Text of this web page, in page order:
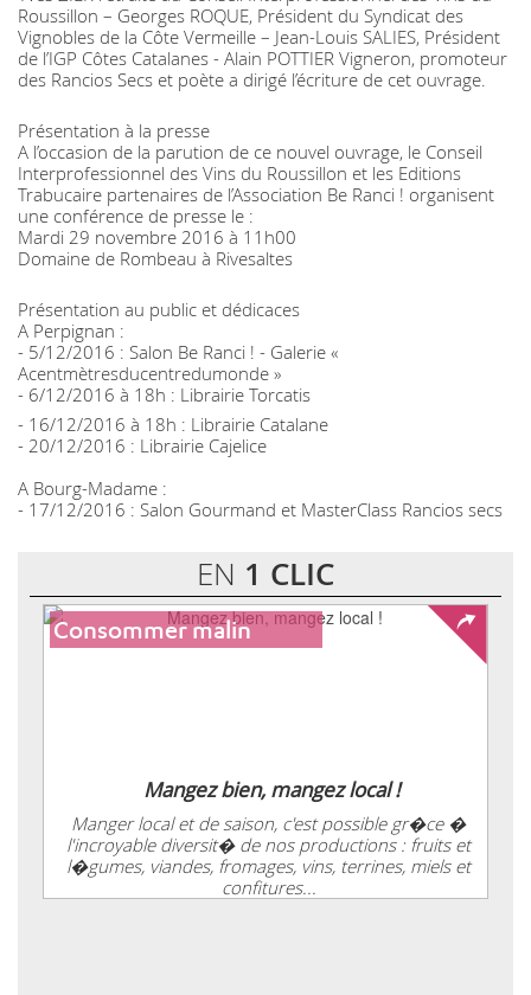
Roussillon – Georges ROQUE, Président du Syndicat des
Vignobles de la Côte Vermeille – Jean-Louis SALIES, Président
de l’IGP Côtes Catalanes - Alain POTTIER Vigneron, promoteur
des Rancios Secs et poète a dirigé l’écriture de cet ouvrage.
Présentation à la presse
A l’occasion de la parution de ce nouvel ouvrage, le Conseil
Interprofessionnel des Vins du Roussillon et les Editions
Trabucaire partenaires de l’Association Be Ranci ! organisent
une conférence de presse le :
Mardi 29 novembre 2016 à 11h00
Domaine de Rombeau à Rivesaltes
Présentation au public et dédicaces
A Perpignan :
- 5/12/2016 : Salon Be Ranci ! - Galerie «
Acentmètresducentredumonde »
- 6/12/2016 à 18h : Librairie Torcatis
- 16/12/2016 à 18h : Librairie Catalane
- 20/12/2016 : Librairie Cajelice
A Bourg-Madame :
- 17/12/2016 : Salon Gourmand et MasterClass Rancios secs
EN 1 CLIC
Consommer malin
Mangez bien, mangez local !
Manger local et de saison, c'est possible gr�ce �
l'incroyable diversit� de nos productions : fruits et
l�gumes, viandes, fromages, vins, terrines, miels et
confitures...